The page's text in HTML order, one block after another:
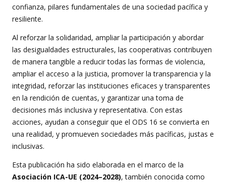
confianza, pilares fundamentales de una sociedad pacífica y
resiliente.
Al reforzar la solidaridad, ampliar la participación y abordar
las desigualdades estructurales, las cooperativas contribuyen
de manera tangible a reducir todas las formas de violencia,
ampliar el acceso a la justicia, promover la transparencia y la
integridad, reforzar las instituciones eficaces y transparentes
en la rendición de cuentas, y garantizar una toma de
decisiones más inclusiva y representativa. Con estas
acciones, ayudan a conseguir que el ODS 16 se convierta en
una realidad, y promueven sociedades más pacíficas, justas e
inclusivas.
Esta publicación ha sido elaborada en el marco de la
Asociación ICA-UE (2024–2028), también conocida como